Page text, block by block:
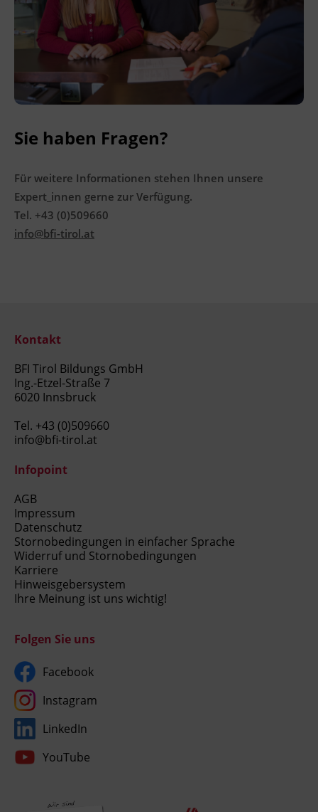
Sie haben Fragen?
Für weitere Informationen stehen Ihnen unsere
Expert_innen gerne zur Verfügung.
Tel. +43 (0)509660
info@bfi-tirol.at
Kontakt
BFI Tirol Bildungs GmbH
Ing.-Etzel-Straße 7
6020 Innsbruck
Tel. +43 (0)509660
info@bfi-tirol.at
Infopoint
AGB
Impressum
Datenschutz
Stornobedingungen in einfacher Sprache
Widerruf und Stornobedingungen
Karriere
Hinweisgebersystem
Ihre Meinung ist uns wichtig!
Folgen Sie uns
Facebook
Instagram
LinkedIn
YouTube